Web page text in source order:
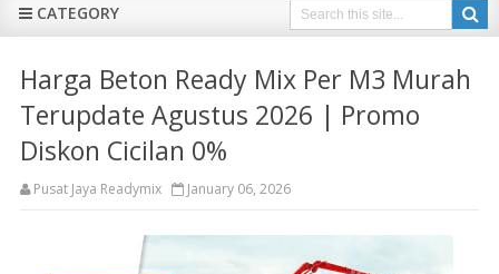
CATEGORY
Harga Beton Ready Mix Per M3 Murah
Terupdate Agustus 2026 | Promo
Diskon Cicilan 0%
Pusat Jaya Readymix January 06, 2026